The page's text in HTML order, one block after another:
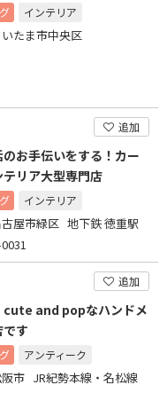
インテリア
たま市中央区
追加
お手伝いをする！カー
リア大型専門店
インテリア
屋市緑区 地下鉄 徳重駅
追加
and popなハンドメ
す
アンティーク
市 JR紀勢本線・名松線